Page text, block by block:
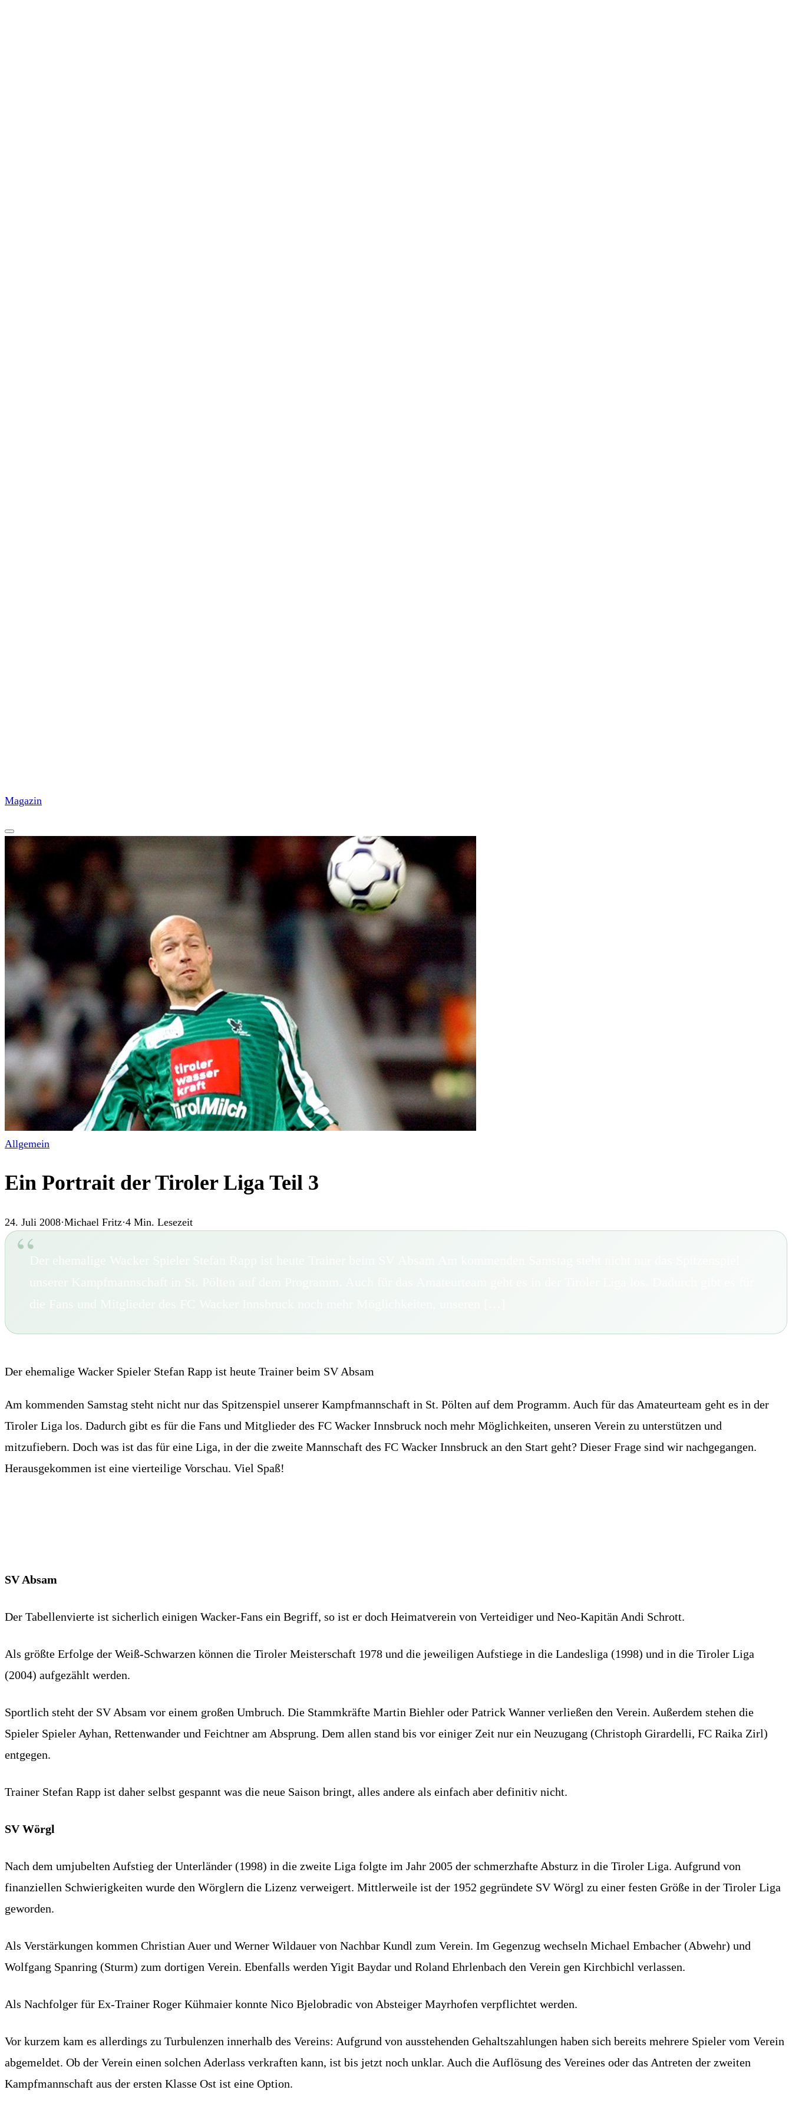
Magazin
Allgemein
Ein Portrait der Tiroler Liga Teil 3
24. Juli 2008·Michael Fritz·4 Min. Lesezeit
Der ehemalige Wacker Spieler Stefan Rapp ist heute Trainer beim SV Absam
Am kommenden Samstag steht nicht nur das Spitzenspiel unserer Kampfmannschaft in St. Pölten auf dem Programm. Auch für das Amateurteam geht es in der
Tiroler Liga los. Dadurch gibt es für die Fans und Mitglieder des FC Wacker Innsbruck noch mehr Möglichkeiten, unseren Verein zu unterstützen und
mitzufiebern. Doch was ist das für eine Liga, in der die zweite Mannschaft des FC Wacker Innsbruck an den Start geht? Dieser Frage sind wir nachgegangen.
Herausgekommen ist eine vierteilige Vorschau. Viel Spaß!
SV Absam
Der Tabellenvierte ist sicherlich einigen Wacker-Fans ein Begriff, so ist er doch Heimatverein von Verteidiger und Neo-Kapitän Andi Schrott.
Als größte Erfolge der Weiß-Schwarzen können die Tiroler Meisterschaft 1978 und die jeweiligen Aufstiege in die Landesliga (1998) und in die Tiroler Liga
(2004) aufgezählt werden.
Sportlich steht der SV Absam vor einem großen Umbruch. Die Stammkräfte Martin Biehler oder Patrick Wanner verließen den Verein. Außerdem stehen die
Spieler Spieler Ayhan, Rettenwander und Feichtner am Absprung. Dem allen stand bis vor einiger Zeit nur ein Neuzugang (Christoph Girardelli, FC Raika Zirl)
entgegen.
Trainer Stefan Rapp ist daher selbst gespannt was die neue Saison bringt, alles andere als einfach aber definitiv nicht.
SV Wörgl
Nach dem umjubelten Aufstieg der Unterländer (1998) in die zweite Liga folgte im Jahr 2005 der schmerzhafte Absturz in die Tiroler Liga. Aufgrund von
finanziellen Schwierigkeiten wurde den Wörglern die Lizenz verweigert. Mittlerweile ist der 1952 gegründete SV Wörgl zu einer festen Größe in der Tiroler Liga
geworden.
Als Verstärkungen kommen Christian Auer und Werner Wildauer von Nachbar Kundl zum Verein. Im Gegenzug wechseln Michael Embacher (Abwehr) und
Wolfgang Spanring (Sturm) zum dortigen Verein. Ebenfalls werden Yigit Baydar und Roland Ehrlenbach den Verein gen Kirchbichl verlassen.
Als Nachfolger für Ex-Trainer Roger Kühmaier konnte Nico Bjelobradic von Absteiger Mayrhofen verpflichtet werden.
Vor kurzem kam es allerdings zu Turbulenzen innerhalb des Vereins: Aufgrund von ausstehenden Gehaltszahlungen haben sich bereits mehrere Spieler vom Verein
abgemeldet. Ob der Verein einen solchen Aderlass verkraften kann, ist bis jetzt noch unklar. Auch die Auflösung des Vereines oder das Antreten der zweiten
Kampfmannschaft aus der ersten Klasse Ost ist eine Option.